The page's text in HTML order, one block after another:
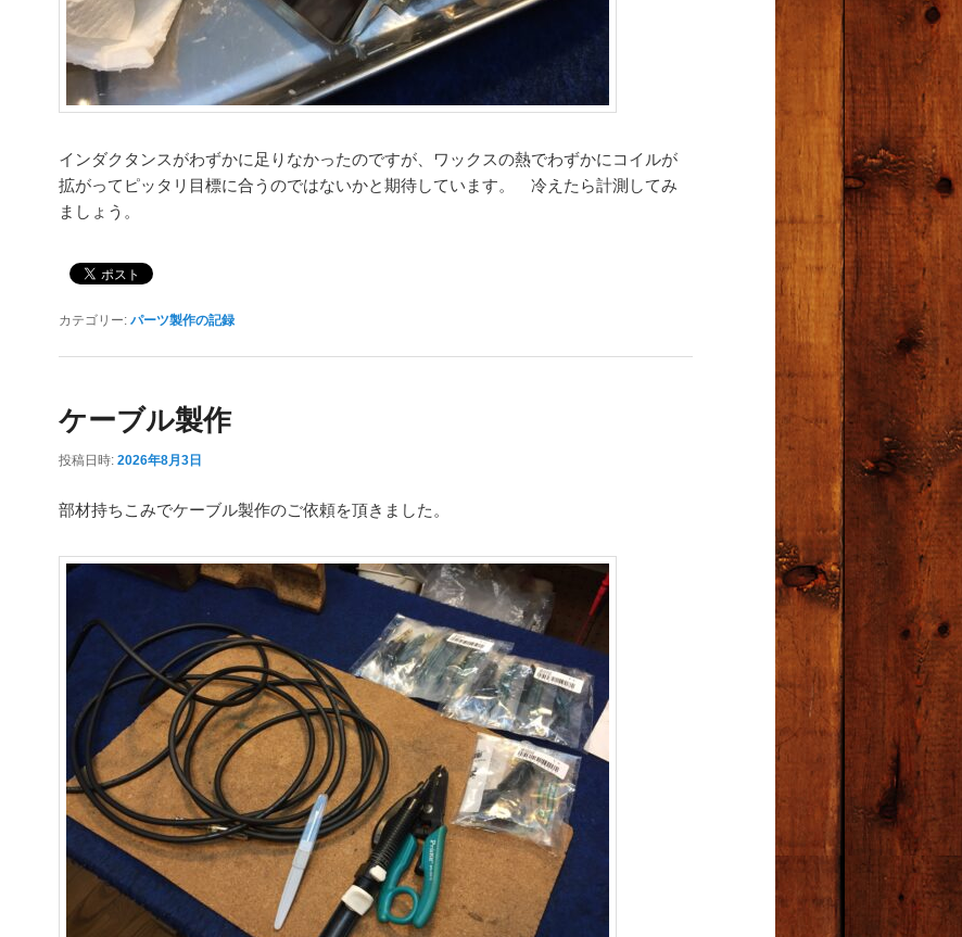
インダクタンスがわずかに足りなかったのですが、ワックスの熱でわずかにコイルが
拡がってピッタリ目標に合うのではないかと期待しています。 冷えたら計測してみ
ましょう。
カテゴリー: パーツ製作の記録
ケーブル製作
投稿日時: 2026年8月3日
部材持ちこみでケーブル製作のご依頼を頂きました。